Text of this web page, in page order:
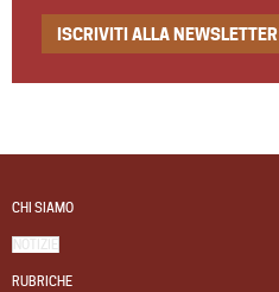
ISCRIVITI ALLA NEWSLETTER
CHI SIAMO
NOTIZIE
RUBRICHE